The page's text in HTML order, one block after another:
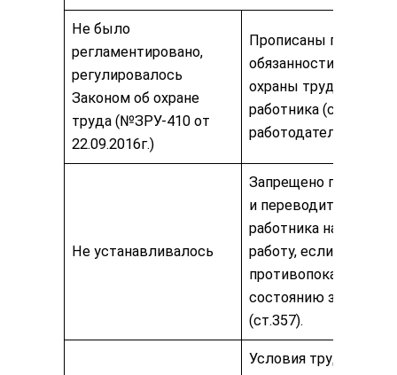
Не было
регламентировано,
регулировалось
Законом об охране
труда (№ЗРУ-410 от
22.09.2016г.)
Прописаны права и
обязанности в
охраны труда: —
работника (ст.355) —
работодателя
Не устанавливалось
Запрещено
и переводить
работника на другую
работу, если есть
противопоказания по
состоянию здоровья
(ст.357).
Условия труда,